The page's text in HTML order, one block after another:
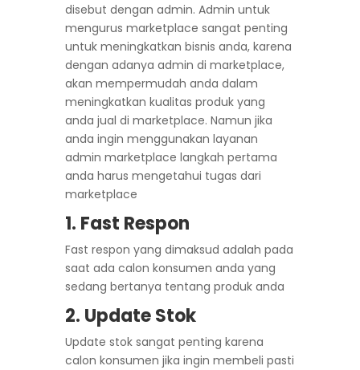
disebut dengan admin. Admin untuk
mengurus marketplace sangat penting
untuk meningkatkan bisnis anda, karena
dengan adanya admin di marketplace,
akan mempermudah anda dalam
meningkatkan kualitas produk yang
anda jual di marketplace. Namun jika
anda ingin menggunakan layanan
admin marketplace langkah pertama
anda harus mengetahui tugas dari
marketplace
1. Fast Respon
Fast respon yang dimaksud adalah pada
saat ada calon konsumen anda yang
sedang bertanya tentang produk anda
2. Update Stok
Update stok sangat penting karena
calon konsumen jika ingin membeli pasti